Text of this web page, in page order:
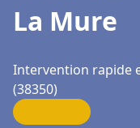
La Mure
Intervention rapide
(38350)